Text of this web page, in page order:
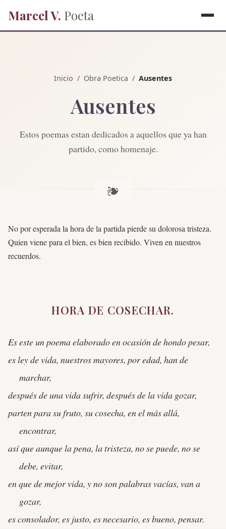
Marcel V. Poeta
Inicio / Obra Poetica / Ausentes
Ausentes
Estos poemas estan dedicados a aquellos que ya han
partido, como homenaje.
No por esperada la hora de la partida pierde su dolorosa tristeza.
Quien viene para el bien, es bien recibido. Viven en nuestros
recuerdos.
HORA DE COSECHAR.
Es este un poema elaborado en ocasión de hondo pesar,
es ley de vida, nuestros mayores, por edad, han de
marchar,
después de una vida sufrir, después de la vida gozar,
parten para su fruto, su cosecha, en el más allá,
encontrar,
así que aunque la pena, la tristeza, no se puede, no se
debe, evitar,
en que de mejor vida, y no son palabras vacías, van a
gozar,
es consolador, es justo, es necesario, es bueno, pensar.